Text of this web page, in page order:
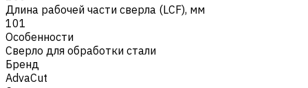
Длина рабочей части сверла (LCF), мм
101
Особенности
Сверло для обработки стали
Бренд
AdvaCut